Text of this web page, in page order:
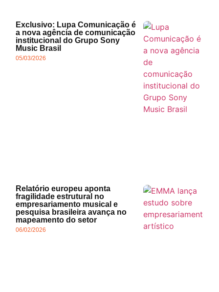
Exclusivo: Lupa Comunicação é
a nova agência de comunicação
institucional do Grupo Sony
Music Brasil
05/03/2026
Relatório europeu aponta
fragilidade estrutural no
empresariamento musical e
pesquisa brasileira avança no
mapeamento do setor
06/02/2026